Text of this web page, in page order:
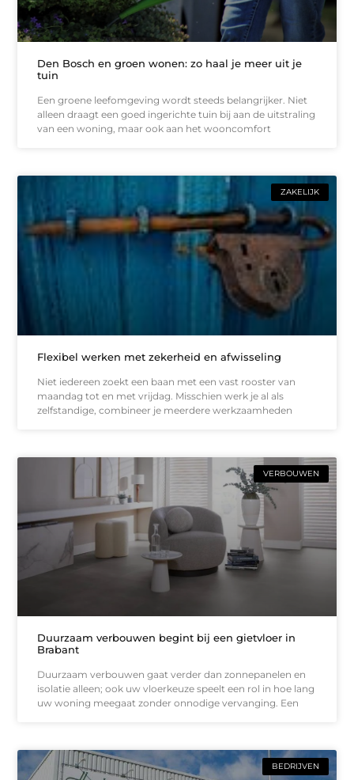
Den Bosch en groen wonen: zo haal je meer uit je
tuin
Een groene leefomgeving wordt steeds belangrijker. Niet
alleen draagt een goed ingerichte tuin bij aan de uitstraling
van een woning, maar ook aan het wooncomfort
ZAKELIJK
Flexibel werken met zekerheid en afwisseling
Niet iedereen zoekt een baan met een vast rooster van
maandag tot en met vrijdag. Misschien werk je al als
zelfstandige, combineer je meerdere werkzaamheden
VERBOUWEN
Duurzaam verbouwen begint bij een gietvloer in
Brabant
Duurzaam verbouwen gaat verder dan zonnepanelen en
isolatie alleen; ook uw vloerkeuze speelt een rol in hoe lang
uw woning meegaat zonder onnodige vervanging. Een
BEDRIJVEN